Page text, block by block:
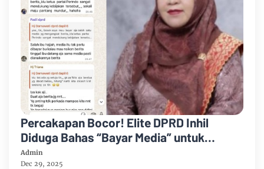
Percakapan Bocor! Elite DPRD Inhil
Diduga Bahas “Bayar Media” untuk
Dukung Kebijakan
Admin
Dec 29, 2025